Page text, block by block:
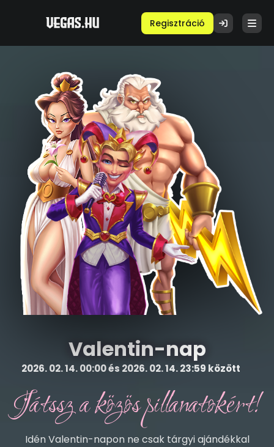
Regisztráció
Valentin-nap
2026. 02. 14. 00:00 és 2026. 02. 14. 23:59 között
Játssz a közös pillanatokért!
Idén Valentin-napon ne csak tárgyi ajándékkal